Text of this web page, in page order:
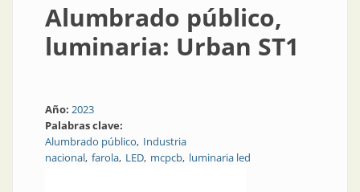
Alumbrado público,
luminaria: Urban ST1
Año: 2023
Palabras clave:
Alumbrado público Industria
nacional farola LED mcpcb luminaria led